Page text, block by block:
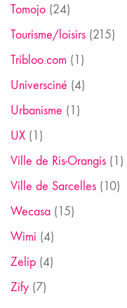
Tomojo (24)
Tourisme/loisirs (215)
Tribloo.com (1)
Universciné (4)
Urbanisme (1)
UX (1)
Ville de Ris-Orangis (1)
Ville de Sarcelles (10)
Wecasa (15)
Wimi (4)
Zelip (4)
Zify (7)